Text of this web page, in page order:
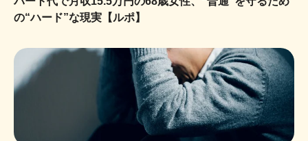
の“ハード”な現実【ルポ】